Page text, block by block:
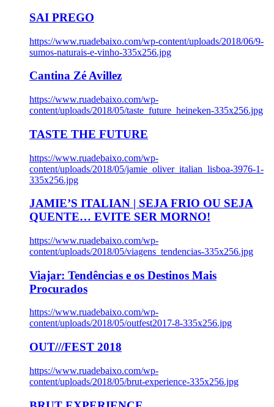
SAI PREGO
https://www.ruadebaixo.com/wp-content/uploads/2018/06/9-
sumos-naturais-e-vinho-335x256.jpg
Cantina Zé Avillez
https://www.ruadebaixo.com/wp-
content/uploads/2018/05/taste_future_heineken-335x256.jpg
TASTE THE FUTURE
https://www.ruadebaixo.com/wp-
content/uploads/2018/05/jamie_oliver_italian_lisboa-3976-1-
335x256.jpg
JAMIE’S ITALIAN | SEJA FRIO OU SEJA
QUENTE… EVITE SER MORNO!
https://www.ruadebaixo.com/wp-
content/uploads/2018/05/viagens_tendencias-335x256.jpg
Viajar: Tendências e os Destinos Mais
Procurados
https://www.ruadebaixo.com/wp-
content/uploads/2018/05/outfest2017-8-335x256.jpg
OUT///FEST 2018
https://www.ruadebaixo.com/wp-
content/uploads/2018/05/brut-experience-335x256.jpg